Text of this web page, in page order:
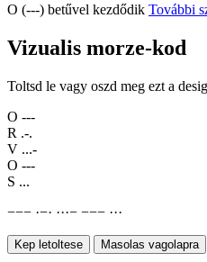
O (---) betűvel kezdődik További
Vizualis morze-kod
Toltsd le vagy oszd meg ezt a
O ---
R .-.
V ...-
O ---
S ...
−−− ·−· ···− −−− ···
Kep letoltese Masolas vagolapra